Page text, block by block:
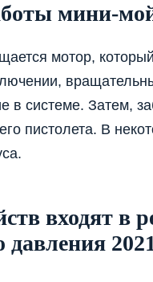
мини-
мотор,
в системе. Затем,
пистолета. В
входят в